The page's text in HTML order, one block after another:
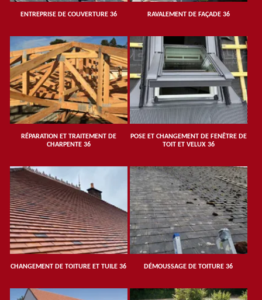
ENTREPRISE DE COUVERTURE 36 RAVALEMENT DE FAÇADE 36
RÉPARATION ET TRAITEMENT DE
CHARPENTE 36
POSE ET CHANGEMENT DE FENÊTRE DE
TOIT ET VELUX 36
CHANGEMENT DE TOITURE ET TUILE 36 DÉMOUSSAGE DE TOITURE 36